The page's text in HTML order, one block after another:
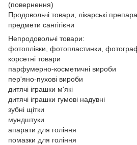
(повернення)
Продовольчі товари, лікарські
предмети сангігієни
Непродовольчі товари:
фотоплівки, фотопластинки,
корсетні товари
парфумерно-косметичні вироби
пер'яно-пухові вироби
дитячі іграшки м'які
дитячі іграшки гумові надувні
зубні щітки
мундштуки
апарати для гоління
помазки для гоління